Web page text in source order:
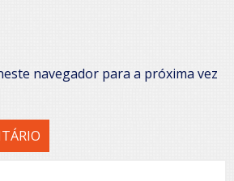
navegador para a próxima vez